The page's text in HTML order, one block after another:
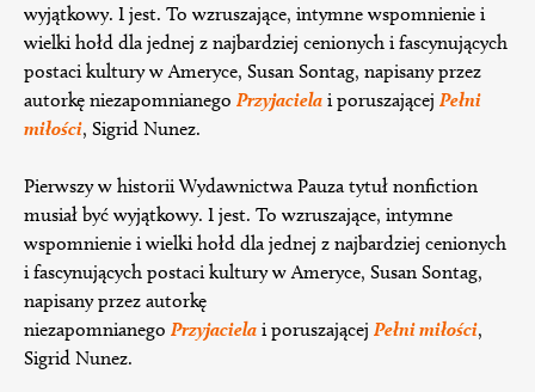
wyjątkowy. I jest. To wzruszające, intymne wspomnienie i
wielki hołd dla jednej z najbardziej cenionych i fascynujących
postaci kultury w Ameryce, Susan Sontag, napisany przez
autorkę niezapomnianego Przyjaciela i poruszającej Pełni
miłości, Sigrid Nunez.
Pierwszy w historii Wydawnictwa Pauza tytuł nonfiction
musiał być wyjątkowy. I jest. To wzruszające, intymne
wspomnienie i wielki hołd dla jednej z najbardziej cenionych
i fascynujących postaci kultury w Ameryce, Susan Sontag,
napisany przez autorkę
niezapomnianego Przyjaciela i poruszającej Pełni miłości,
Sigrid Nunez.